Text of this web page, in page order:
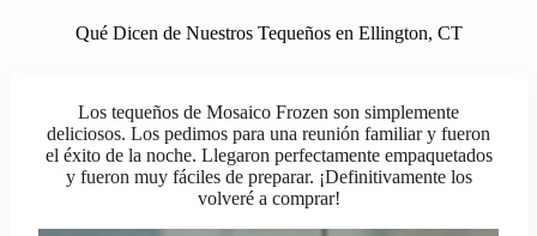
Qué Dicen de Nuestros Tequeños en Ellington, CT
Los tequeños de Mosaico Frozen son simplemente
deliciosos. Los pedimos para una reunión familiar y fueron
el éxito de la noche. Llegaron perfectamente empaquetados
y fueron muy fáciles de preparar. ¡Definitivamente los
volveré a comprar!